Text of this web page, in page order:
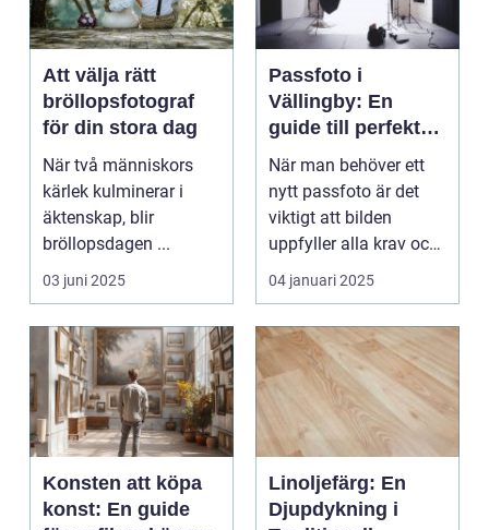
Att välja rätt
bröllopsfotograf
för din stora dag
När två människors
kärlek kulminerar i
äktenskap, blir
bröllopsdagen ...
03 juni 2025
Passfoto i
Vällingby: En
guide till perfekta
bilder
När man behöver ett
nytt passfoto är det
viktigt att bilden
uppfyller alla krav och
s...
04 januari 2025
Konsten att köpa
konst: En guide
Linoljefärg: En
Djupdykning i